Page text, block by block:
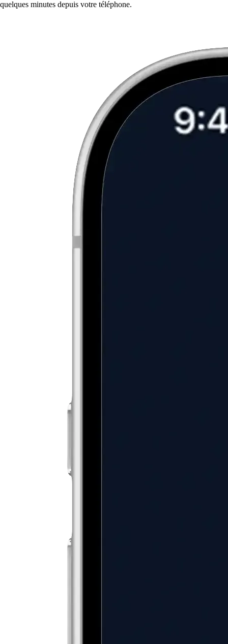
quelques minutes depuis votre téléphone.